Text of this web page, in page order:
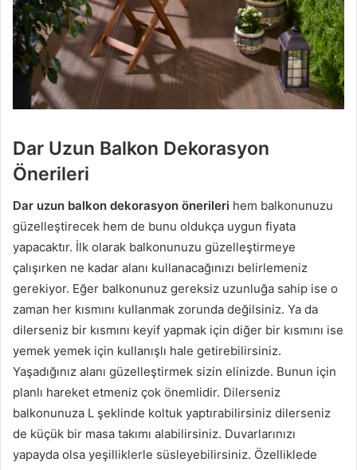
Dar Uzun Balkon Dekorasyon
Önerileri
Dar uzun balkon dekorasyon önerileri hem balkonunuzu
güzelleştirecek hem de bunu oldukça uygun fiyata
yapacaktır. İlk olarak balkonunuzu güzelleştirmeye
çalışırken ne kadar alanı kullanacağınızı belirlemeniz
gerekiyor. Eğer balkonunuz gereksiz uzunluğa sahip ise o
zaman her kısmını kullanmak zorunda değilsiniz. Ya da
dilerseniz bir kısmını keyif yapmak için diğer bir kısmını ise
yemek yemek için kullanışlı hale getirebilirsiniz.
Yaşadığınız alanı güzelleştirmek sizin elinizde. Bunun için
planlı hareket etmeniz çok önemlidir. Dilerseniz
balkonunuza L şeklinde koltuk yaptırabilirsiniz dilerseniz
de küçük bir masa takımı alabilirsiniz. Duvarlarınızı
yapayda olsa yeşilliklerle süsleyebilirsiniz. Özelliklede